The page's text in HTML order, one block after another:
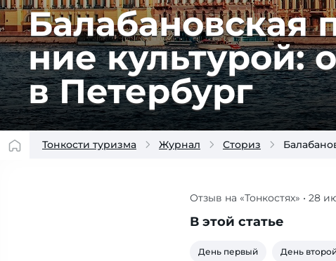
ние куль­ту­рой:
в Петербург
Тонкости туризма Журнал Сториз
Санкт-
Петербург
Отзыв на «Тонкостях» • 28
В этой статье
День первый День